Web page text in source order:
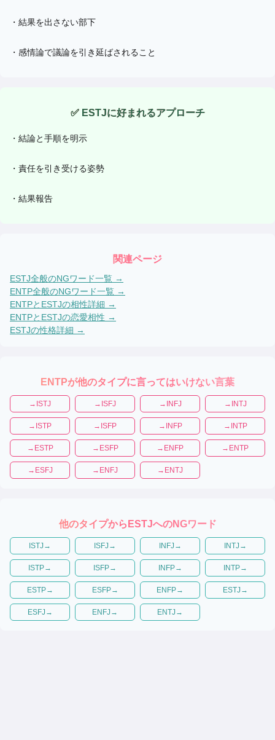
・ 結果を出さない部下
・ 感情論で議論を引き延ばされること
✅ ESTJに好まれるアプローチ
・ 結論と手順を明示
・ 責任を引き受ける姿勢
・ 結果報告
関連ページ
ESTJ全般のNGワード一覧 →
ENTP全般のNGワード一覧 →
ENTPと ESTJの相性詳細 →
ENTPと ESTJの恋愛相性 →
ESTJの性格詳細 →
ENTPが他のタイプに言ってはいけない言葉
→ ISTJ → ISFJ → INFJ → INTJ
→ ISTP → ISFP → INFP → INTP
→ ESTP → ESFP → ENFP → ENTP
→ ESFJ → ENFJ → ENTJ
他のタイプから ESTJへのNGワード
ISTJ → ISFJ → INFJ → INTJ →
ISTP→ ISFP→ INFP→ INTP→
ESTP→ ESFP→ ENFP→ ESTJ →
ESFJ → ENFJ → ENTJ →